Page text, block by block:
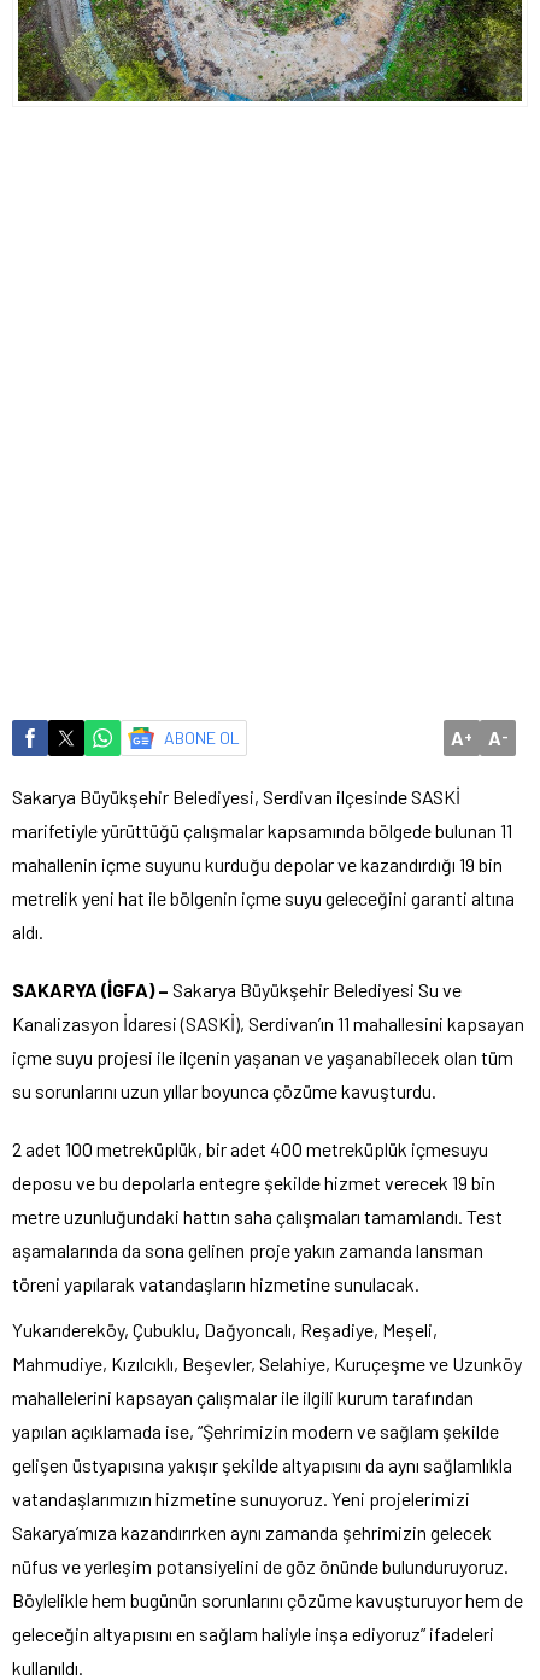
ABONE OL A+ A-
Sakarya Büyükşehir Belediyesi, Serdivan ilçesinde SASKİ
marifetiyle yürüttüğü çalışmalar kapsamında bölgede bulunan 11
mahallenin içme suyunu kurduğu depolar ve kazandırdığı 19 bin
metrelik yeni hat ile bölgenin içme suyu geleceğini garanti altına
aldı.
SAKARYA (İGFA) – Sakarya Büyükşehir Belediyesi Su ve
Kanalizasyon İdaresi (SASKİ), Serdivan’ın 11 mahallesini kapsayan
içme suyu projesi ile ilçenin yaşanan ve yaşanabilecek olan tüm
su sorunlarını uzun yıllar boyunca çözüme kavuşturdu.
2 adet 100 metreküplük, bir adet 400 metreküplük içmesuyu
deposu ve bu depolarla entegre şekilde hizmet verecek 19 bin
metre uzunluğundaki hattın saha çalışmaları tamamlandı. Test
aşamalarında da sona gelinen proje yakın zamanda lansman
töreni yapılarak vatandaşların hizmetine sunulacak.
Yukarıdereköy, Çubuklu, Dağyoncalı, Reşadiye, Meşeli,
Mahmudiye, Kızılcıklı, Beşevler, Selahiye, Kuruçeşme ve Uzunköy
mahallelerini kapsayan çalışmalar ile ilgili kurum tarafından
yapılan açıklamada ise, “Şehrimizin modern ve sağlam şekilde
gelişen üstyapısına yakışır şekilde altyapısını da aynı sağlamlıkla
vatandaşlarımızın hizmetine sunuyoruz. Yeni projelerimizi
Sakarya’mıza kazandırırken aynı zamanda şehrimizin gelecek
nüfus ve yerleşim potansiyelini de göz önünde bulunduruyoruz.
Böylelikle hem bugünün sorunlarını çözüme kavuşturuyor hem de
geleceğin altyapısını en sağlam haliyle inşa ediyoruz” ifadeleri
kullanıldı.